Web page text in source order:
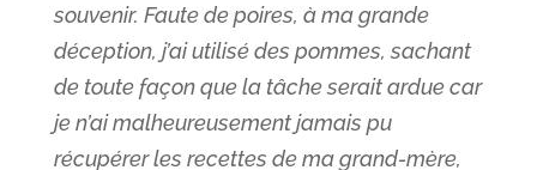
souvenir. Faute de poires, à ma grande
déception, j’ai utilisé des pommes, sachant
de toute façon que la tâche serait ardue car
je n’ai malheureusement jamais pu
récupérer les recettes de ma grand-mère,